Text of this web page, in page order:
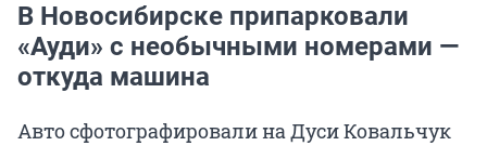
В Новосибирске припарковали
«Ауди» с необычными номерами —
откуда машина
Авто сфотографировали на Дуси Ковальчук